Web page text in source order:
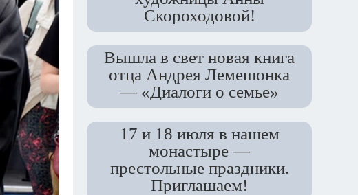
Скороходовой!
Вышла в свет новая книга
отца Андрея Лемешонка
— «Диалоги о семье»
17 и 18 июля в нашем
монастыре —
престольные праздники.
Приглашаем!